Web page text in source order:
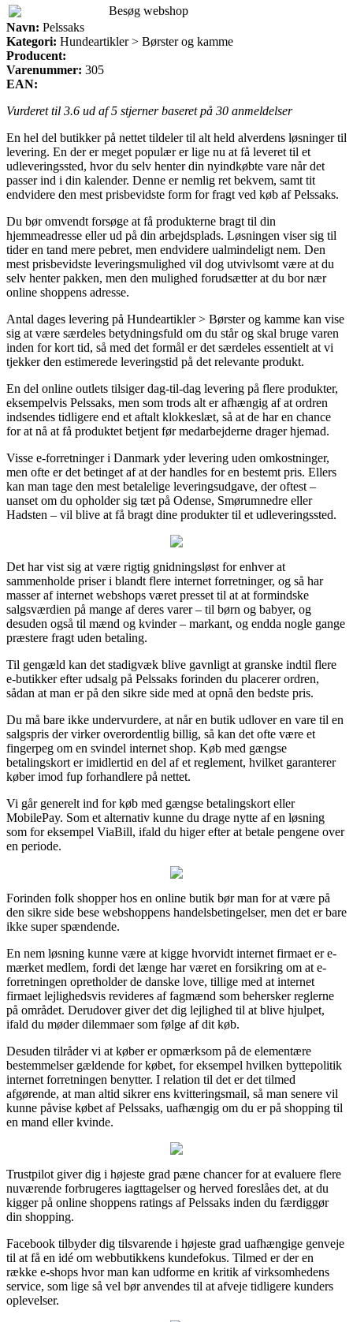
Besøg webshop
Navn: Pelssaks
Kategori: Hundeartikler > Børster og kamme
Producent:
Varenummer: 305
EAN:
Vurderet til 3.6 ud af 5 stjerner baseret på 30 anmeldelser
En hel del butikker på nettet tildeler til alt held alverdens løsninger til
levering. En der er meget populær er lige nu at få leveret til et
udleveringssted, hvor du selv henter din nyindkøbte vare når det
passer ind i din kalender. Denne er nemlig ret bekvem, samt tit
endvidere den mest prisbevidste form for fragt ved køb af Pelssaks.
Du bør omvendt forsøge at få produkterne bragt til din
hjemmeadresse eller ud på din arbejdsplads. Løsningen viser sig til
tider en tand mere pebret, men endvidere ualmindeligt nem. Den
mest prisbevidste leveringsmulighed vil dog utvivlsomt være at du
selv henter pakken, men den mulighed forudsætter at du bor nær
online shoppens adresse.
Antal dages levering på Hundeartikler > Børster og kamme kan vise
sig at være særdeles betydningsfuld om du står og skal bruge varen
inden for kort tid, så med det formål er det særdeles essentielt at vi
tjekker den estimerede leveringstid på det relevante produkt.
En del online outlets tilsiger dag-til-dag levering på flere produkter,
eksempelvis Pelssaks, men som trods alt er afhængig af at ordren
indsendes tidligere end et aftalt klokkeslæt, så at de har en chance
for at nå at få produktet betjent før medarbejderne drager hjemad.
Visse e-forretninger i Danmark yder levering uden omkostninger,
men ofte er det betinget af at der handles for en bestemt pris. Ellers
kan man tage den mest betalelige leveringsudgave, der oftest –
uanset om du opholder sig tæt på Odense, Smørumnedre eller
Hadsten – vil blive at få bragt dine produkter til et udleveringssted.
Det har vist sig at være rigtig gnidningsløst for enhver at
sammenholde priser i blandt flere internet forretninger, og så har
masser af internet webshops været presset til at at formindske
salgsværdien på mange af deres varer – til børn og babyer, og
desuden også til mænd og kvinder – markant, og endda nogle gange
præstere fragt uden betaling.
Til gengæld kan det stadigvæk blive gavnligt at granske indtil flere
e-butikker efter udsalg på Pelssaks forinden du placerer ordren,
sådan at man er på den sikre side med at opnå den bedste pris.
Du må bare ikke undervurdere, at når en butik udlover en vare til en
salgspris der virker overordentlig billig, så kan det ofte være et
fingerpeg om en svindel internet shop. Køb med gængse
betalingskort er imidlertid en del af et reglement, hvilket garanterer
køber imod fup forhandlere på nettet.
Vi går generelt ind for køb med gængse betalingskort eller
MobilePay. Som et alternativ kunne du drage nytte af en løsning
som for eksempel ViaBill, ifald du higer efter at betale pengene over
en periode.
Forinden folk shopper hos en online butik bør man for at være på
den sikre side bese webshoppens handelsbetingelser, men det er bare
ikke super spændende.
En nem løsning kunne være at kigge hvorvidt internet firmaet er e-
mærket medlem, fordi det længe har været en forsikring om at e-
forretningen opretholder de danske love, tillige med at internet
firmaet lejlighedsvis revideres af fagmænd som behersker reglerne
på området. Derudover giver det dig lejlighed til at blive hjulpet,
ifald du møder dilemmaer som følge af dit køb.
Desuden tilråder vi at køber er opmærksom på de elementære
bestemmelser gældende for købet, for eksempel hvilken byttepolitik
internet forretningen benytter. I relation til det er det tilmed
afgørende, at man altid sikrer ens kvitteringsmail, så man senere vil
kunne påvise købet af Pelssaks, uafhængig om du er på shopping til
en mand eller kvinde.
Trustpilot giver dig i højeste grad pæne chancer for at evaluere flere
nuværende forbrugeres iagttagelser og herved foreslåes det, at du
kigger på online shoppens ratings af Pelssaks inden du færdiggør
din shopping.
Facebook tilbyder dig tilsvarende i højeste grad uafhængige genveje
til at få en idé om webbutikkens kundefokus. Tilmed er der en
række e-shops hvor man kan udforme en kritik af virksomhedens
service, som lige så vel bør anvendes til at afveje tidligere kunders
oplevelser.